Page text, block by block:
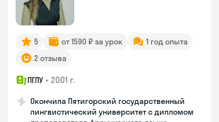
5 от 1590 ₽ за урок
1 год опыта
2 отзыва
ПГЛУ • 2001 г.
Окончила Пятигорский государственный
лингвистический университет с дипломом